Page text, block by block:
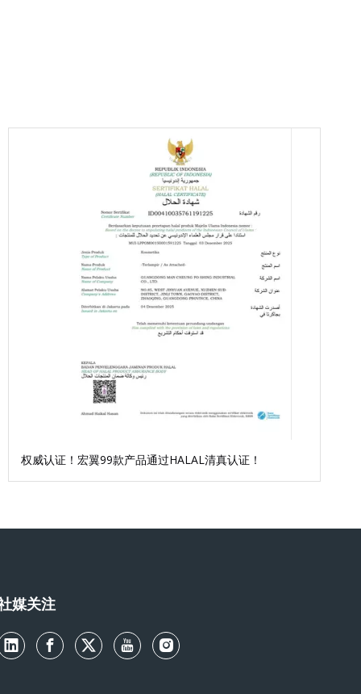
权威认证！宏翼99款产品通过HALAL清真认证！
媒关注